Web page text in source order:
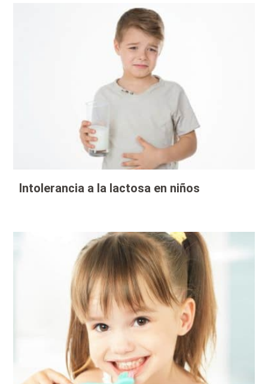
Intolerancia a la lactosa en niños